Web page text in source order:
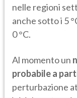
nelle regioni
anche sotto i 5
0 °C.
Al momento un
probabile a
perturbazione